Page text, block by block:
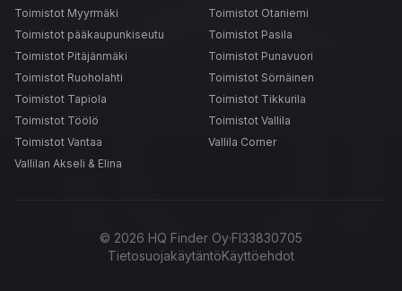
Toimistot Myyrmäki
Toimistot Otaniemi
Toimistot pääkaupunkiseutu
Toimistot Pasila
Toimistot Pitäjänmäki
Toimistot Punavuori
Toimistot Ruoholahti
Toimistot Sörnäinen
Toimistot Tapiola
Toimistot Tikkurila
Toimistot Töölö
Toimistot Vallila
Toimistot Vantaa
Vallila Corner
Vallilan Akseli & Elina
© 2026 HQ Finder Oy·FI33830705
TietosuojakäytäntöKäyttöehdot